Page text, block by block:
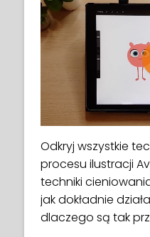
Odkryj wszystkie
procesu ilustracji
techniki
jak dokładnie
dlaczego są tak